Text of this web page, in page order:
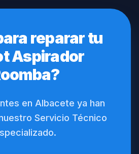
reparar tu
Aspirador
en Albacete ya han
Servicio Técnico